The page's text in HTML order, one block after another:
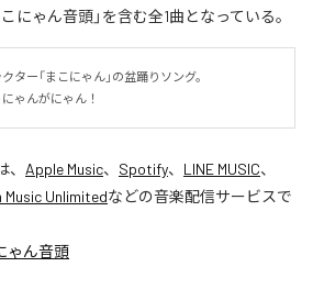
にゃん音頭」を含む全1曲となっている。
ター「まこにゃん」の盆踊りソング。
ゃんがにゃん！
、 Apple Music、 Spotify、 LINE MUSIC、
Music Unlimitedなどの音楽配信サービスで
ゃん音頭